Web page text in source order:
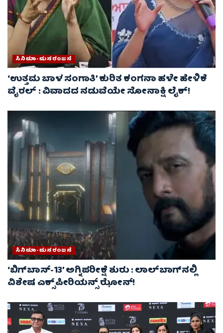
ಸಿನಿಮಾ-ಮನರಂಜನೆ
‘ಉತ್ತಮ ಬಾಳ ಸಂಗಾತಿ’ ಕುರಿತ ಕಂಗನಾ ಹಳೇ ಹೇಳಿಕೆ
ವೈರಲ್ : ವಿವಾದದ ನಡುವೆಯೇ ಸೋನಾಕ್ಷಿ ಲೈಕ್!
ಸಿನಿಮಾ-ಮನರಂಜನೆ
‘ಬಿಗ್‌ಬಾಸ್-13’ ಅಗ್ನಿಪರೀಕ್ಷೆ ಶುರು : ಲಾಲ್‌ಬಾಗ್‌ನಲ್ಲಿ
ವಿಶೇಷ ಎಕ್ಸ್‌ಪೀರಿಯನ್ಸ್ ಝೋನ್!